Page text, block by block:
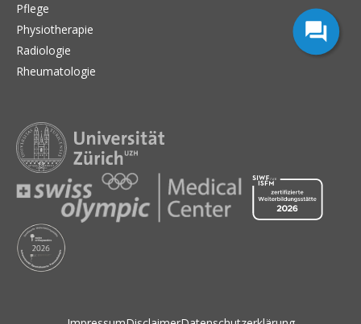
Pflege
Physiotherapie
Radiologie
Rheumatologie